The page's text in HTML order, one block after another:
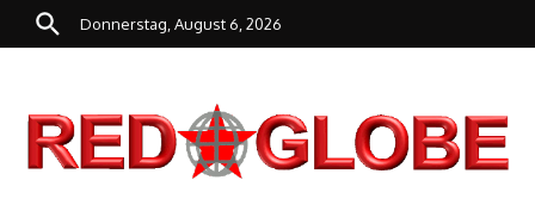
Zum Inhalt springen
Donnerstag, August 6, 2026